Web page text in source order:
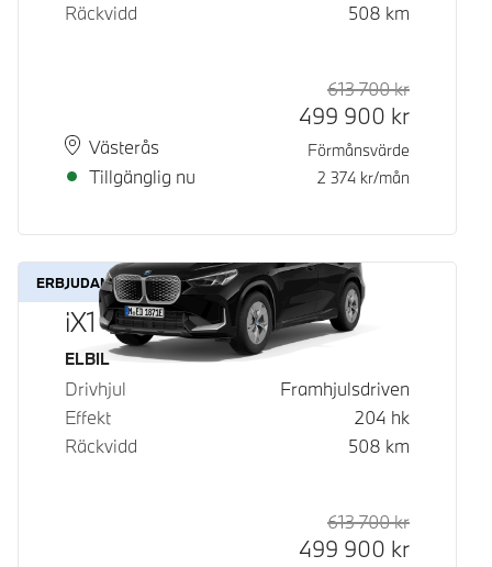
Räckvidd
508 km
PlatsVästerås
Leveranstid
Tillgänglig nu
Rek. ord
613 700kr
499 900 kr
Förmånsvärde
2 374 kr/mån
ERBJUDANDE
iX1 eDrive20
Bränsle
ELBIL
Drivhjul
Framhjulsdriven
Effekt
204 hk
Räckvidd
508 km
Rek. ord
613 700kr
499 900 kr